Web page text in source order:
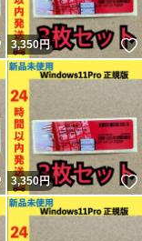
いいね！
3,350円
いいね！
3,350円